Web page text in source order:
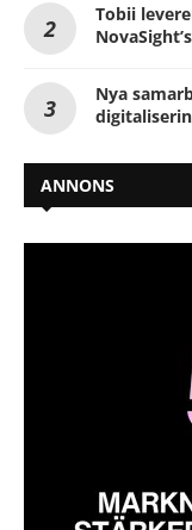
Tobii
Nya
ANNONS